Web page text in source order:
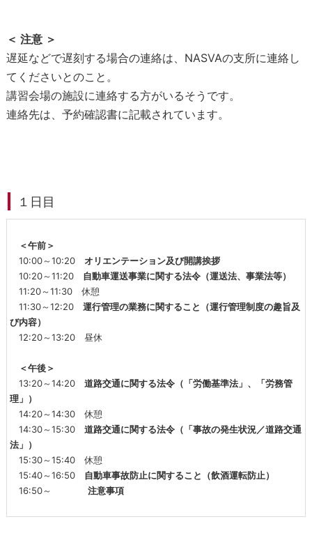
＜ 注意 ＞
遅延などで遅刻する場合の連絡は、NASVAの支所に連絡し
てくださいとのこと。
講習会場の施設に連絡する方がいるそうです。
連絡先は、予約確認書に記載されています。
１日目
＜午前＞
10:00～10:20 オリエンテーション及び開講挨拶
10:20～11:20 自動車運送事業に関する法令（運送法、事業法等）
11:20～11:30 休憩
11:30～12:20 運行管理の業務に関すること（運行管理制度の趣旨及
び内容）
12:20～13:20 昼休
＜午後＞
13:20～14:20 道路交通に関する法令（ 「労働基準法」、「労務管
理」 ）
14:20～14:30 休憩
14:30～15:30 道路交通に関する法令（「事故の発生状況／道路交通
法」）
15:30～15:40 休憩
15:40～16:50 自動車事故防止に関すること（飲酒運転防止）
16:50～ 注意事項